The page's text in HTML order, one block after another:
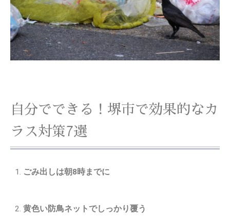
自分でできる！堺市で効果的なカ
ラス対策7選
ごみ出しは朝8時までに
黄色い防鳥ネットでしっかり覆う